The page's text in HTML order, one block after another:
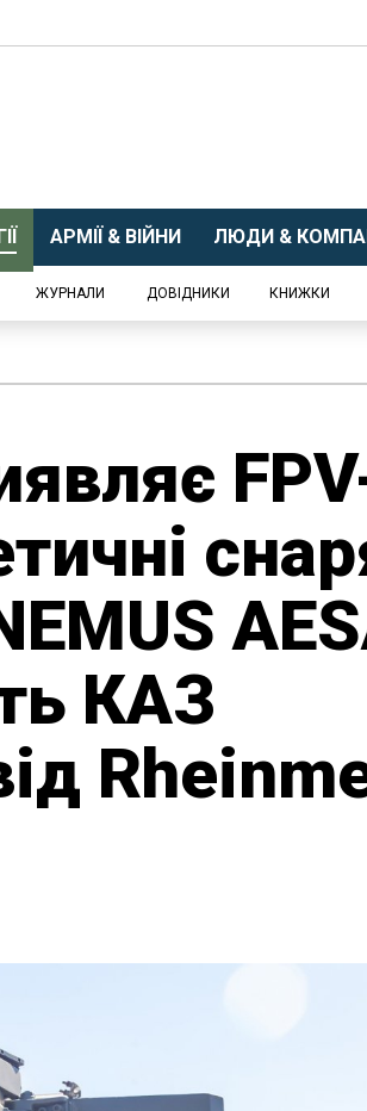
АРМІЇ & ВІЙНИ ЛЮДИ &
ЖУРНАЛИ ДОВІДНИКИ КНИЖКИ
КАЗ